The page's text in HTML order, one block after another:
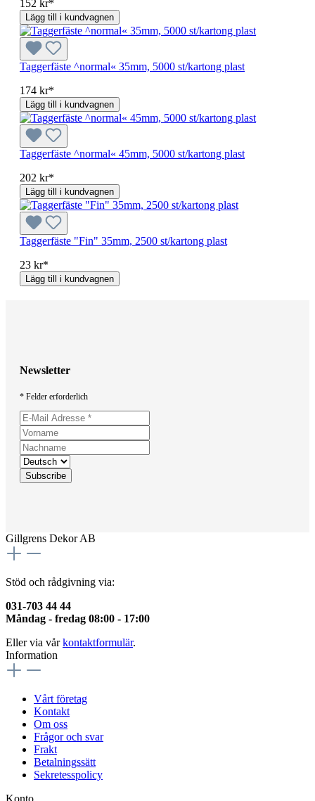
152 kr*
Lägg till i kundvagnen
Taggerfäste ^normal« 35mm, 5000 st/kartong plast
174 kr*
Lägg till i kundvagnen
Taggerfäste ^normal« 45mm, 5000 st/kartong plast
202 kr*
Lägg till i kundvagnen
Taggerfäste "Fin" 35mm, 2500 st/kartong plast
23 kr*
Lägg till i kundvagnen
Newsletter
* Felder erforderlich
Gillgrens Dekor AB
Stöd och rådgivning via:
031-703 44 44
Måndag - fredag 08:00 - 17:00
Eller via vårkontaktformulär.
Information
Vårt företag
Kontakt
Om oss
Frågor och svar
Frakt
Betalningssätt
Sekretesspolicy